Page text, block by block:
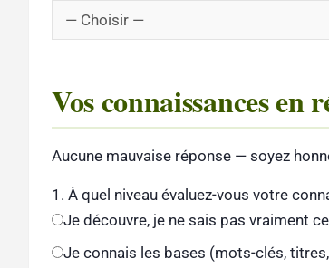
Vos connaissances en
Aucune mauvaise réponse — soyez
1. À quel niveau évaluez-vous votre
Je découvre, je ne sais pas vraiment
Je connais les bases (mots-clés,